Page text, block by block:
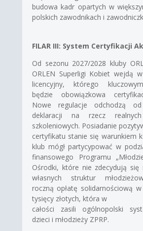
budowa kadr opartych w
polskich zawodnikach i
FILAR III: System Certyfikacji
Od sezonu 2027/2028 kluby
ORLEN Superligi Kobiet wejdą
licencyjny, którego
będzie obowiązkowa
Nowe regulacje odchodzą od
deklaracji na rzecz
szkoleniowych. Posiadanie
certyfikatu stanie się warunkiem
klub mógł partycypować w
finansowego Programu
Ośrodki, które nie zdecydują się
własnych struktur
roczną opłatę solidarnościową
tysięcy złotych, która w
całości zasili ogólnopolski
dzieci i młodzieży ZPRP.